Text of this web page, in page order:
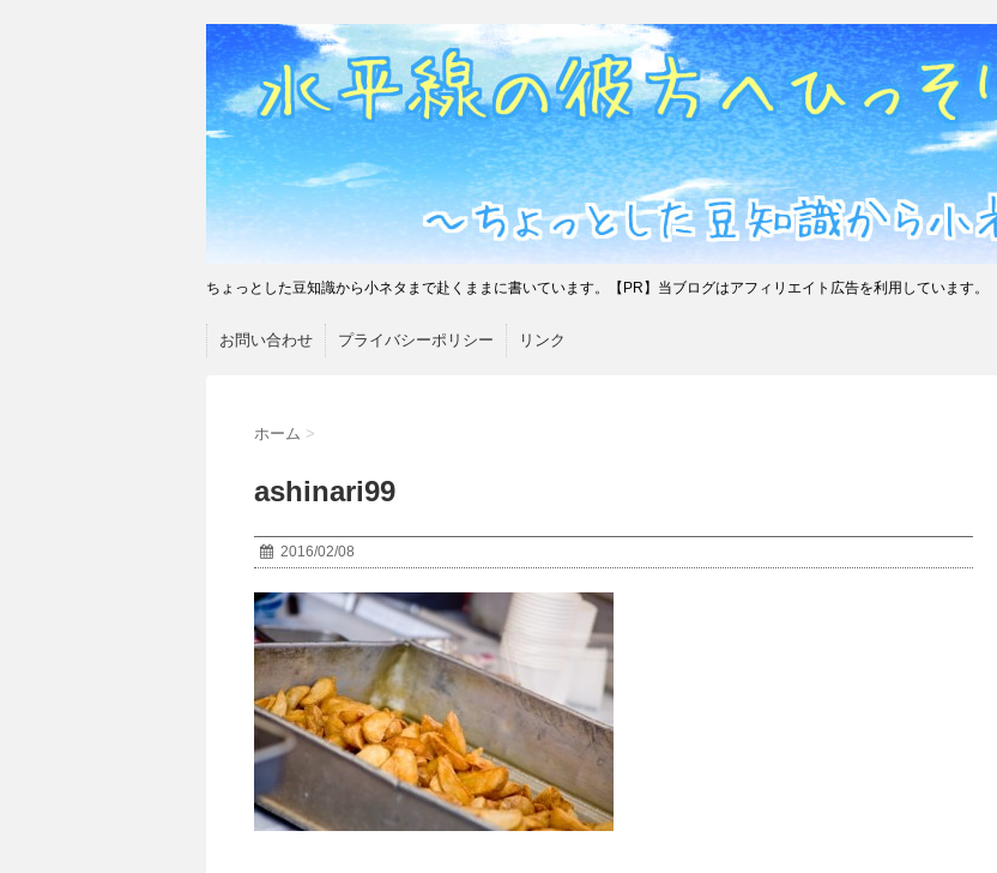
ちょっとした豆知識から小ネタまで赴くままに書いています。【PR】当ブログはアフィリエイト広告を利用しています。
お問い合わせ プライバシーポリシー リンク
ホーム >
ashinari99
2016/02/08